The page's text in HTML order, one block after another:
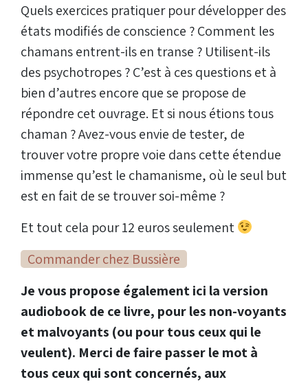
Quels exercices pratiquer pour développer des
états modifiés de conscience ? Comment les
chamans entrent-ils en transe ? Utilisent-ils
des psychotropes ? C’est à ces questions et à
bien d’autres encore que se propose de
répondre cet ouvrage. Et si nous étions tous
chaman ? Avez-vous envie de tester, de
trouver votre propre voie dans cette étendue
immense qu’est le chamanisme, où le seul but
est en fait de se trouver soi-même ?
Et tout cela pour 12 euros seulement
Commander chez Bussière
Je vous propose également ici la version
audiobook de ce livre, pour les non-voyants
et malvoyants (ou pour tous ceux qui le
veulent). Merci de faire passer le mot à
tous ceux qui sont concernés, aux